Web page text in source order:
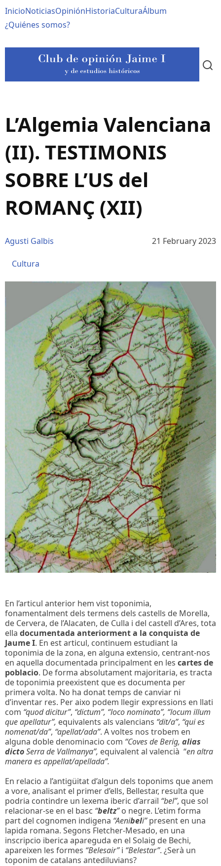
al
contenido
Navegación
principal
InicioNoticiasOpiniónHistoriaCulturaÁlbum
¿Quiénes somos?
L’Algemia Valenciana
(II). TESTIMONIS
SOBRE L’US del
ROMANÇ (XII)
Agusti Galbis 21 February 2023
Cultura
En l’articul anterior hem vist toponimia,
fonamentalment dels termens dels castells de Morella,
de Cervera, de l’Alacaten, de Culla i del castell d’Ares, tota
ella documentada anteriorment a la conquista de
Jaume I. En est articul, continuem estudiant la
toponimia de la zona, en alguna extensio, centrant-nos
en aquella documentada principalment en les cartes de
poblacio. De forma absolutament majoritaria, es tracta
de toponimia preexistent que es documenta per
primera volta. No ha donat temps de canviar ni
d’inventar res. Per aixo podem llegir expressions en llati
com “quod dicitur”, “dictum”, “loco nominato”, “locum illum
que apellatur”, equivalents als valencians “dit/a”, “qui es
nomenat/da”, “apellat/ada”. A voltes nos trobem en
alguna doble denominacio com “Coves de Berig, alias
dictoSerra de Vallmanya”, equivalent al valencià “en altra
manera es appellat/apellada”.
En relacio a l’antigüitat d’algun dels toponims que anem
a vore, analisant el primer d’ells, Bellestar, resulta que
podria contindre un lexema iberic d’arraïl “bel”, que sol
relacionar-se en el basc “beltz”o negre. L’etim forma
part del cognomen indigena “Aenibeli”present en una
lapida romana. Segons Fletcher-Mesado, en una
inscripcio iberica apareguda en el Solaig de Bechi,
apareixen les formes “Belesair”i “Belestar”. ¿Serà un
toponim de catalans antediluvians?